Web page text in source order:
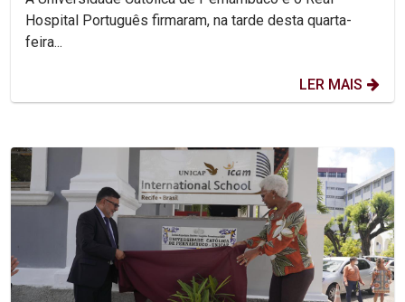
Hospital Português firmaram, na tarde desta quarta-
feira...
LER MAIS